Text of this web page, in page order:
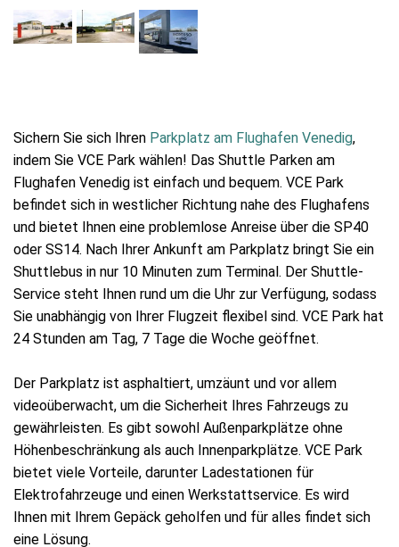
Sichern Sie sich Ihren Parkplatz am Flughafen Venedig,
indem Sie VCE Park wählen! Das Shuttle Parken am
Flughafen Venedig ist einfach und bequem. VCE Park
befindet sich in westlicher Richtung nahe des Flughafens
und bietet Ihnen eine problemlose Anreise über die SP40
oder SS14. Nach Ihrer Ankunft am Parkplatz bringt Sie ein
Shuttlebus in nur 10 Minuten zum Terminal. Der Shuttle-
Service steht Ihnen rund um die Uhr zur Verfügung, sodass
Sie unabhängig von Ihrer Flugzeit flexibel sind. VCE Park hat
24 Stunden am Tag, 7 Tage die Woche geöffnet.
Der Parkplatz ist asphaltiert, umzäunt und vor allem
videoüberwacht, um die Sicherheit Ihres Fahrzeugs zu
gewährleisten. Es gibt sowohl Außenparkplätze ohne
Höhenbeschränkung als auch Innenparkplätze. VCE Park
bietet viele Vorteile, darunter Ladestationen für
Elektrofahrzeuge und einen Werkstattservice. Es wird
Ihnen mit Ihrem Gepäck geholfen und für alles findet sich
eine Lösung.